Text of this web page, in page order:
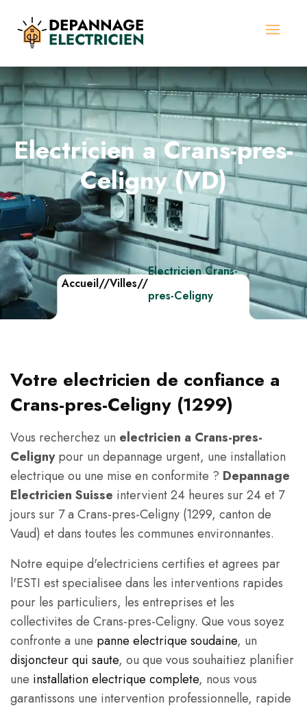
Electricien a Crans-pres-
Celigny (VD)
Accueil//Villes//
Electricien Crans-
pres-Celigny
Votre electricien de confiance a
Crans-pres-Celigny (1299)
Vous recherchez un electricien a Crans-pres-
Celignypour un depannage urgent, une installation
electrique ou une mise en conformite ? Depannage
Electricien Suisse intervient 24 heures sur 24 et 7
jours sur 7 a Crans-pres-Celigny (1299, canton de
Vaud) et dans toutes les communes environnantes.
Notre equipe d'electriciens certifies et agrees par
l'ESTI est specialisee dans les interventions rapides
pour les particuliers, les entreprises et les
collectivites de Crans-pres-Celigny. Que vous soyez
confronte a une panne electrique soudaine, un
disjoncteur qui saute, ou que vous souhaitiez planifier
une installation electrique complete, nous vous
garantissons une intervention professionnelle, rapide